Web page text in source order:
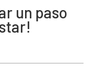
un paso